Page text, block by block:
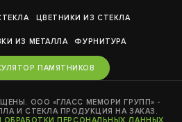
ЦВЕТНИКИ ИЗ СТЕКЛА
ИЗ МЕТАЛЛА ФУРНИТУРА
ПАМЯТНИКОВ
ООО «ГЛАСС МЕМОРИ ГРУПП» -
И СТЕКЛА ПРОДУКЦИЯ НА ЗАКАЗ.